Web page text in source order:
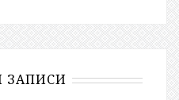
ЗАПИСИ